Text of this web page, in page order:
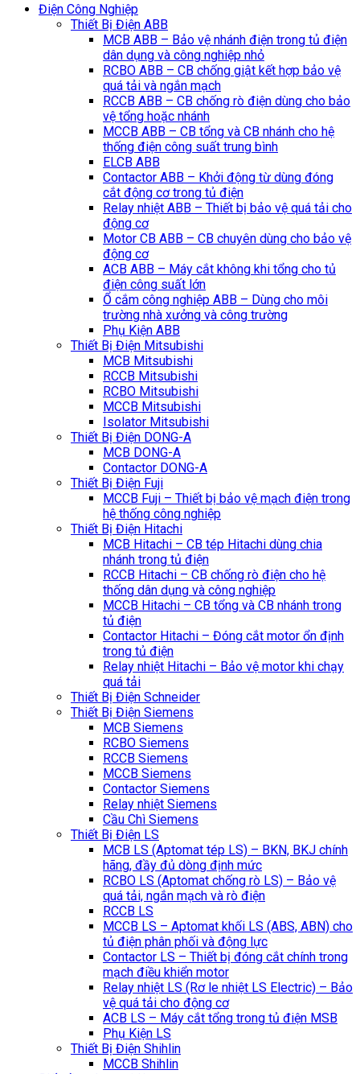
Điện Công Nghiệp
Thiết Bị Điện ABB
MCB ABB – Bảo vệ nhánh điện trong tủ điện
dân dụng và công nghiệp nhỏ
RCBO ABB – CB chống giật kết hợp bảo vệ
quá tải và ngắn mạch
RCCB ABB – CB chống rò điện dùng cho bảo
vệ tổng hoặc nhánh
MCCB ABB – CB tổng và CB nhánh cho hệ
thống điện công suất trung bình
ELCB ABB
Contactor ABB – Khởi động từ dùng đóng
cắt động cơ trong tủ điện
Relay nhiệt ABB – Thiết bị bảo vệ quá tải cho
động cơ
Motor CB ABB – CB chuyên dùng cho bảo vệ
động cơ
ACB ABB – Máy cắt không khi tổng cho tủ
điện công suất lớn
Ổ cắm công nghiệp ABB – Dùng cho môi
trường nhà xưởng và công trường
Phụ Kiện ABB
Thiết Bị Điện Mitsubishi
MCB Mitsubishi
RCCB Mitsubishi
RCBO Mitsubishi
MCCB Mitsubishi
Isolator Mitsubishi
Thiết Bị Điện DONG-A
MCB DONG-A
Contactor DONG-A
Thiết Bị Điện Fuji
MCCB Fuji – Thiết bị bảo vệ mạch điện trong
hệ thống công nghiệp
Thiết Bị Điện Hitachi
MCB Hitachi – CB tép Hitachi dùng chia
nhánh trong tủ điện
RCCB Hitachi – CB chống rò điện cho hệ
thống dân dụng và công nghiệp
MCCB Hitachi – CB tổng và CB nhánh trong
tủ điện
Contactor Hitachi – Đóng cắt motor ổn định
trong tủ điện
Relay nhiệt Hitachi – Bảo vệ motor khi chạy
quá tải
Thiết Bị Điện Schneider
Thiết Bị Điện Siemens
MCB Siemens
RCBO Siemens
RCCB Siemens
MCCB Siemens
Contactor Siemens
Relay nhiệt Siemens
Cầu Chì Siemens
Thiết Bị Điện LS
MCB LS (Aptomat tép LS) – BKN, BKJ chính
hãng, đầy đủ dòng định mức
RCBO LS (Aptomat chống rò LS) – Bảo vệ
quá tải, ngắn mạch và rò điện
RCCB LS
MCCB LS – Aptomat khối LS (ABS, ABN) cho
tủ điện phân phối và động lực
Contactor LS – Thiết bị đóng cắt chính trong
mạch điều khiển motor
Relay nhiệt LS (Rơ le nhiệt LS Electric) – Bảo
vệ quá tải cho động cơ
ACB LS – Máy cắt tổng trong tủ điện MSB
Phụ Kiện LS
Thiết Bị Điện Shihlin
MCCB Shihlin